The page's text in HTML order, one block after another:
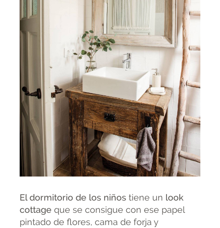
El dormitorio de los niños tiene un look
cottage que se consigue con ese papel
pintado de flores, cama de forja y